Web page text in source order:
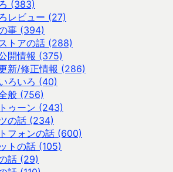
(383)
レビュー (27)
事 (394)
トアの話 (288)
開情報 (375)
新/修正情報 (286)
ろいろ (40)
般 (756)
ゥーン (243)
の話 (234)
フォンの話 (600)
トの話 (105)
話 (29)